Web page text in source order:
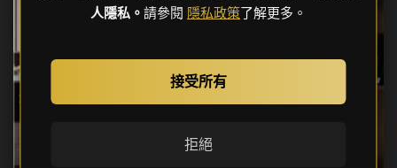
人隱私。 請參閱 隱私政策了解更多。
接受所有
拒絕